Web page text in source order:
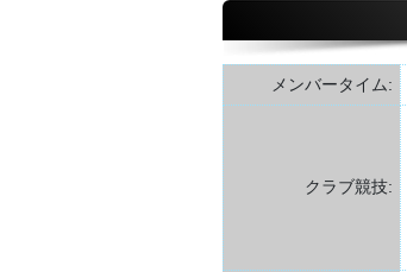
メンバータイム:
クラブ競技: